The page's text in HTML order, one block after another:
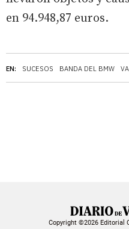
EN: SUCESOS BANDA DEL BMW
en 94.948,87 euros.
Copyright ©2026 Editorial